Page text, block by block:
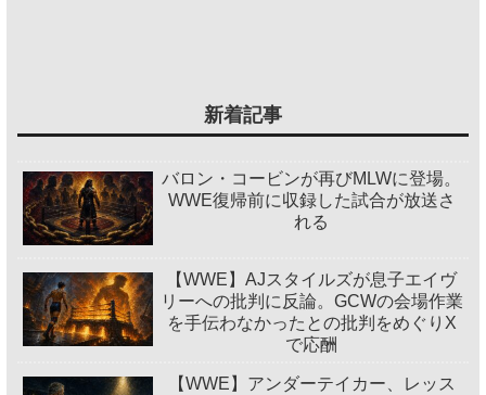
新着記事
バロン・コービンが再びMLWに登場。
WWE復帰前に収録した試合が放送さ
れる
【WWE】AJスタイルズが息子エイヴ
リーへの批判に反論。GCWの会場作業
を手伝わなかったとの批判をめぐりX
で応酬
【WWE】アンダーテイカー、レッス